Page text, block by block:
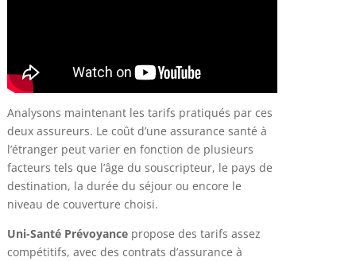
Analysons maintenant les tarifs pratiqués par ces
deux assureurs. Le coût d’une assurance santé à
l’étranger peut varier en fonction de plusieurs
facteurs tels que l’âge du souscripteur, le pays de
destination, la durée du séjour ou encore le
niveau de couverture choisi.
Uni-Santé Prévoyancepropose des tarifs assez
compétitifs, avec des contrats d’assurance à